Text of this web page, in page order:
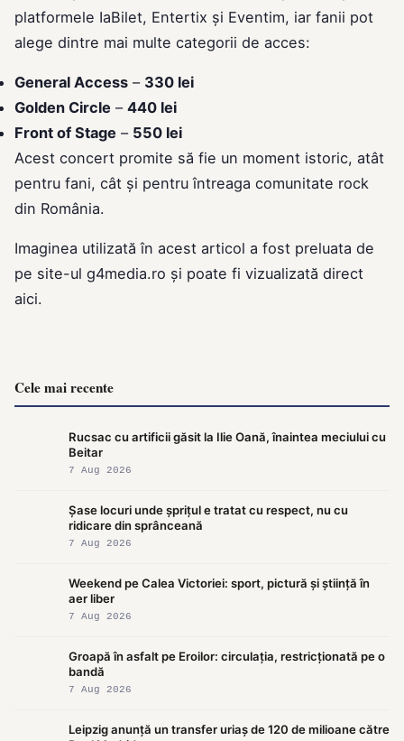
platformele IaBilet, Entertix și Eventim, iar fanii pot
alege dintre mai multe categorii de acces:
General Access – 330 lei
Golden Circle – 440 lei
Front of Stage – 550 lei
Acest concert promite să fie un moment istoric, atât
pentru fani, cât și pentru întreaga comunitate rock
din România.
Imaginea utilizată în acest articol a fost preluata de
pe site-ul g4media.ro și poate fi vizualizată direct
aici.
Cele mai recente
Rucsac cu artificii găsit la Ilie Oană, înaintea meciului cu
Beitar
7 Aug 2026
Șase locuri unde șprițul e tratat cu respect, nu cu
ridicare din sprânceană
7 Aug 2026
Weekend pe Calea Victoriei: sport, pictură și știință în
aer liber
7 Aug 2026
Groapă în asfalt pe Eroilor: circulația, restricționată pe o
bandă
7 Aug 2026
Leipzig anunță un transfer uriaș de 120 de milioane către